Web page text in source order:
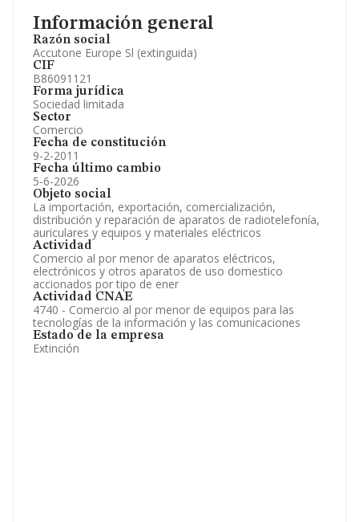
Información general
Razón social
Accutone Europe Sl (extinguida)
CIF
B86091121
Forma jurídica
Sociedad limitada
Sector
Comercio
Fecha de constitución
9-2-2011
Fecha último cambio
5-6-2026
Objeto social
La importación, exportación, comercialización,
distribución y reparación de aparatos de radiotelefonía,
auriculares y equipos y materiales eléctricos
Actividad
Comercio al por menor de aparatos eléctricos,
electrónicos y otros aparatos de uso domestico
accionados por tipo de ener
Actividad CNAE
4740 - Comercio al por menor de equipos para las
tecnologías de la información y las comunicaciones
Estado de la empresa
Extinción